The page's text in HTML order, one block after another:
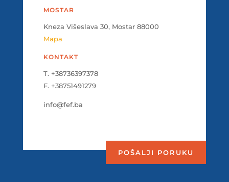
MOSTAR
Kneza Višeslava 30, Mostar 88000
Mapa
KONTAKT
T. +38736397378
F. +38751491279
info@fef.ba
POŠALJI PORUKU